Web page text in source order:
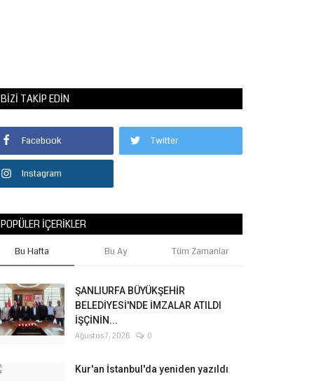
BIZI TAKIP EDIN
Facebook Twitter
Instagram
POPÜLER İÇERIKLER
Bu Hafta Bu Ay Tüm Zamanlar
ŞANLIURFA BÜYÜKŞEHİR
BELEDİYESİ'NDE İMZALAR ATILDI
İŞÇİNİN...
Ağustos 7, 2026 0
Kur'an İstanbul'da yeniden yazıldı